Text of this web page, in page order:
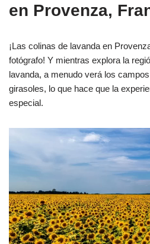
en Provenza,
¡Las colinas de lavanda en
fotógrafo! Y mientras explora la
lavanda, a menudo verá los
girasoles, lo que hace que la
especial.